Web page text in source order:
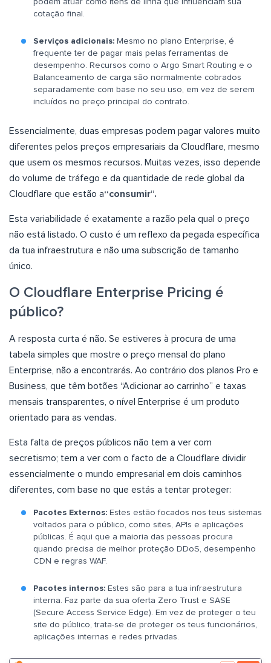
podem atuar como itens de linha que influenciam sua
cotação final.
Serviços adicionais: Mesmo no plano Enterprise, é
frequente ter de pagar mais pelas ferramentas de
desempenho. Recursos como o Argo Smart Routing e o
Balanceamento de carga são normalmente cobrados
separadamente com base no seu uso, em vez de serem
incluídos no preço principal do contrato.
Essencialmente, duas empresas podem pagar valores muito
diferentes pelos preços empresariais da Cloudflare, mesmo
que usem os mesmos recursos. Muitas vezes, isso depende
do volume de tráfego e da quantidade de rede global da
Cloudflare que estão a“consumir“.
Esta variabilidade é exatamente a razão pela qual o preço
não está listado. O custo é um reflexo da pegada específica
da tua infraestrutura e não uma subscrição de tamanho
único.
O Cloudflare Enterprise Pricing é
público?
A resposta curta é não. Se estiveres à procura de uma
tabela simples que mostre o preço mensal do plano
Enterprise, não a encontrarás. Ao contrário dos planos Pro e
Business, que têm botões “Adicionar ao carrinho” e taxas
mensais transparentes, o nível Enterprise é um produto
orientado para as vendas.
Esta falta de preços públicos não tem a ver com
secretismo; tem a ver com o facto de a Cloudflare dividir
essencialmente o mundo empresarial em dois caminhos
diferentes, com base no que estás a tentar proteger:
Pacotes Externos: Estes estão focados nos teus sistemas
voltados para o público, como sites, APIs e aplicações
públicas. É aqui que a maioria das pessoas procura
quando precisa de melhor proteção DDoS, desempenho
CDN e regras WAF.
Pacotes internos: Estes são para a tua infraestrutura
interna. Faz parte da sua oferta Zero Trust e SASE
(Secure Access Service Edge). Em vez de proteger o teu
site do público, trata-se de proteger os teus funcionários,
aplicações internas e redes privadas.